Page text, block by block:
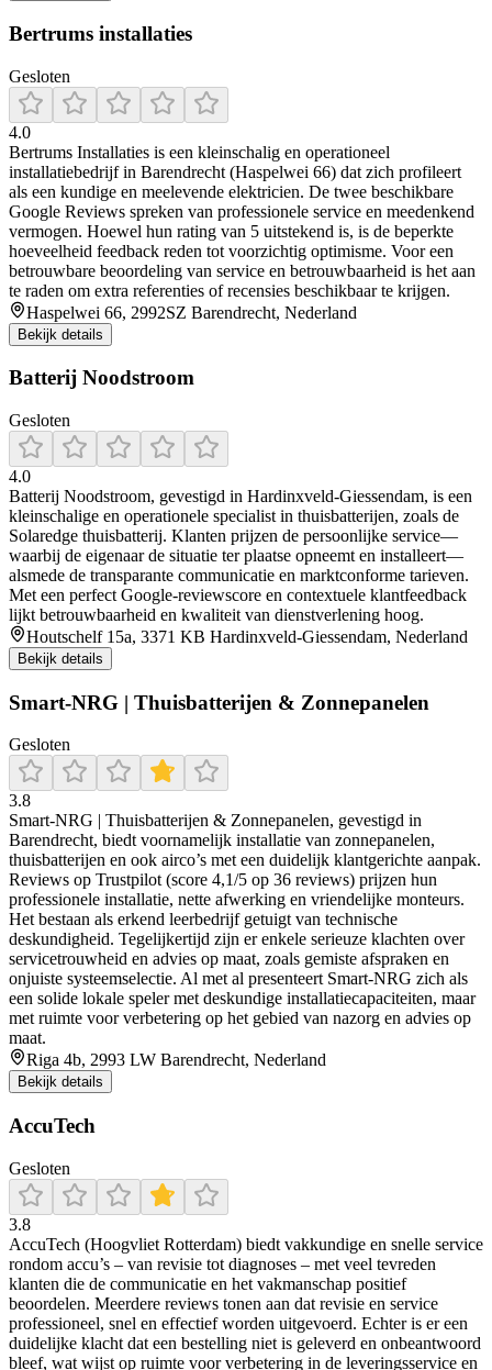
Bertrums installaties
Gesloten
4.0
Bertrums Installaties is een kleinschalig en operationeel
installatiebedrijf in Barendrecht (Haspelwei 66) dat zich profileert
als een kundige en meelevende elektricien. De twee beschikbare
Google Reviews spreken van professionele service en meedenkend
vermogen. Hoewel hun rating van 5 uitstekend is, is de beperkte
hoeveelheid feedback reden tot voorzichtig optimisme. Voor een
betrouwbare beoordeling van service en betrouwbaarheid is het aan
te raden om extra referenties of recensies beschikbaar te krijgen.
Haspelwei 66, 2992SZ Barendrecht, Nederland
Bekijk details
Batterij Noodstroom
Gesloten
4.0
Batterij Noodstroom, gevestigd in Hardinxveld‑Giessendam, is een
kleinschalige en operationele specialist in thuisbatterijen, zoals de
Solaredge thuisbatterij. Klanten prijzen de persoonlijke service—
waarbij de eigenaar de situatie ter plaatse opneemt en installeert—
alsmede de transparante communicatie en marktconforme tarieven.
Met een perfect Google‑reviewscore en contextuele klantfeedback
lijkt betrouwbaarheid en kwaliteit van dienstverlening hoog.
Houtschelf 15a, 3371 KB Hardinxveld-Giessendam, Nederland
Bekijk details
Smart-NRG | Thuisbatterijen & Zonnepanelen
Gesloten
3.8
Smart‑NRG | Thuisbatterijen & Zonnepanelen, gevestigd in
Barendrecht, biedt voornamelijk installatie van zonnepanelen,
thuisbatterijen en ook airco’s met een duidelijk klantgerichte aanpak.
Reviews op Trustpilot (score 4,1/5 op 36 reviews) prijzen hun
professionele installatie, nette afwerking en vriendelijke monteurs.
Het bestaan als erkend leerbedrijf getuigt van technische
deskundigheid. Tegelijkertijd zijn er enkele serieuze klachten over
servicetrouwheid en advies op maat, zoals gemiste afspraken en
onjuiste systeemselectie. Al met al presenteert Smart‑NRG zich als
een solide lokale speler met deskundige installatiecapaciteiten, maar
met ruimte voor verbetering op het gebied van nazorg en advies op
maat.
Riga 4b, 2993 LW Barendrecht, Nederland
Bekijk details
AccuTech
Gesloten
3.8
AccuTech (Hoogvliet Rotterdam) biedt vakkundige en snelle service
rondom accu’s – van revisie tot diagnoses – met veel tevreden
klanten die de communicatie en het vakmanschap positief
beoordelen. Meerdere reviews tonen aan dat revisie en service
professioneel, snel en effectief worden uitgevoerd. Echter is er een
duidelijke klacht dat een bestelling niet is geleverd en onbeantwoord
bleef, wat wijst op ruimte voor verbetering in de leveringsservice en